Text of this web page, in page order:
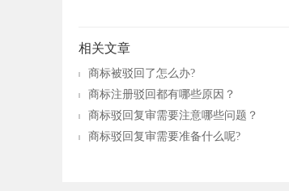
相关文章
商标被驳回了怎么办?
商标注册驳回都有哪些原因？
商标驳回复审需要注意哪些问题？
商标驳回复审​需要准备什么呢?